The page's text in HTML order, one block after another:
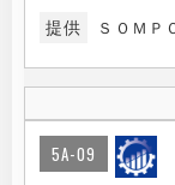
提供 ＳＯＭＰ
5A-09